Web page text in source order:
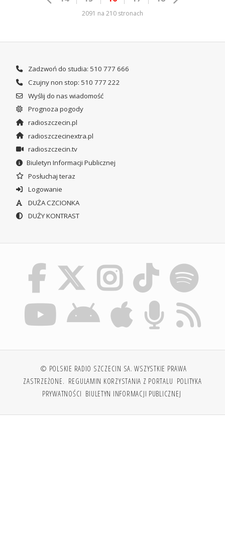
2091 na 210 stronach
Zadzwoń do studia: 510 777 666
Czujny non stop: 510 777 222
Wyślij do nas wiadomość
Prognoza pogody
radioszczecin.pl
radioszczecinextra.pl
radioszczecin.tv
Biuletyn Informacji Publicznej
Posłuchaj teraz
Logowanie
DUŻA CZCIONKA
DUŻY KONTRAST
© POLSKIE RADIO SZCZECIN SA. WSZYSTKIE PRAWA
ZASTRZEŻONE. REGULAMIN KORZYSTANIA Z PORTALU POLITYKA
PRYWATNOŚCI BIULETYN INFORMACJI PUBLICZNEJ